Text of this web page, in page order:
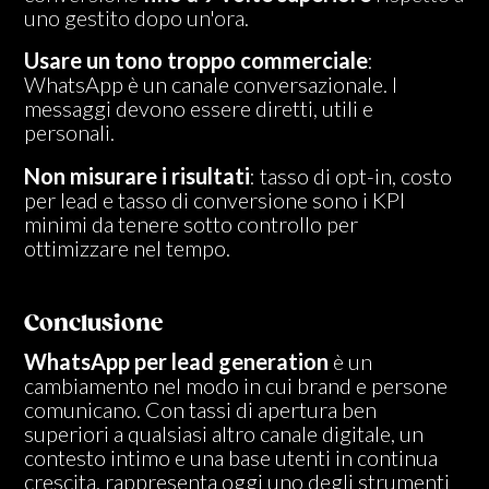
uno gestito dopo un'ora.
Usare un tono troppo commerciale:
WhatsApp è un canale conversazionale. I
messaggi devono essere diretti, utili e
personali.
Non misurare i risultati: tasso di opt-in, costo
per lead e tasso di conversione sono i KPI
minimi da tenere sotto controllo per
ottimizzare nel tempo.
Conclusione
WhatsApp per lead generation è un
cambiamento nel modo in cui brand e persone
comunicano. Con tassi di apertura ben
superiori a qualsiasi altro canale digitale, un
contesto intimo e una base utenti in continua
crescita, rappresenta oggi uno degli strumenti